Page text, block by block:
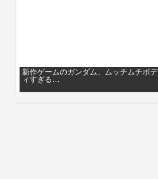
新作ゲームのガンダム、ムッチムチボデ
ィすぎる…